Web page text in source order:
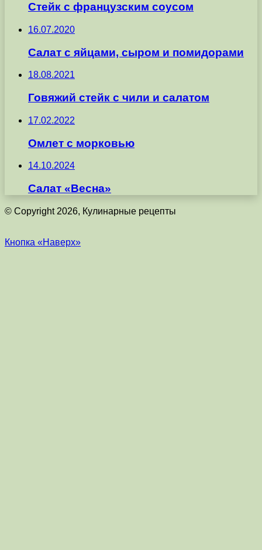
Стейк с французским соусом
16.07.2020
Салат с яйцами, сыром и помидорами
18.08.2021
Говяжий стейк с чили и салатом
17.02.2022
Омлет с морковью
14.10.2024
Салат «Весна»
© Copyright 2026, Кулинарные рецепты
Кнопка «Наверх»